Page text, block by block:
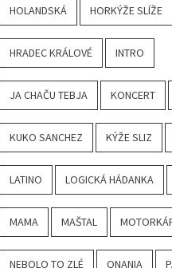
HOLANDSKÁ HORKÝŽE SLÍŽE
HRADEC KRÁLOVÉ INTRO
JA CHAČU TEBJA KONCERT
KUKO SANCHEZ KÝŽE SLIZ
LATINO LOGICKÁ HÁDANKA
MAMA MAŠTAL
NEBOLO TO ZLÉ ONANIA